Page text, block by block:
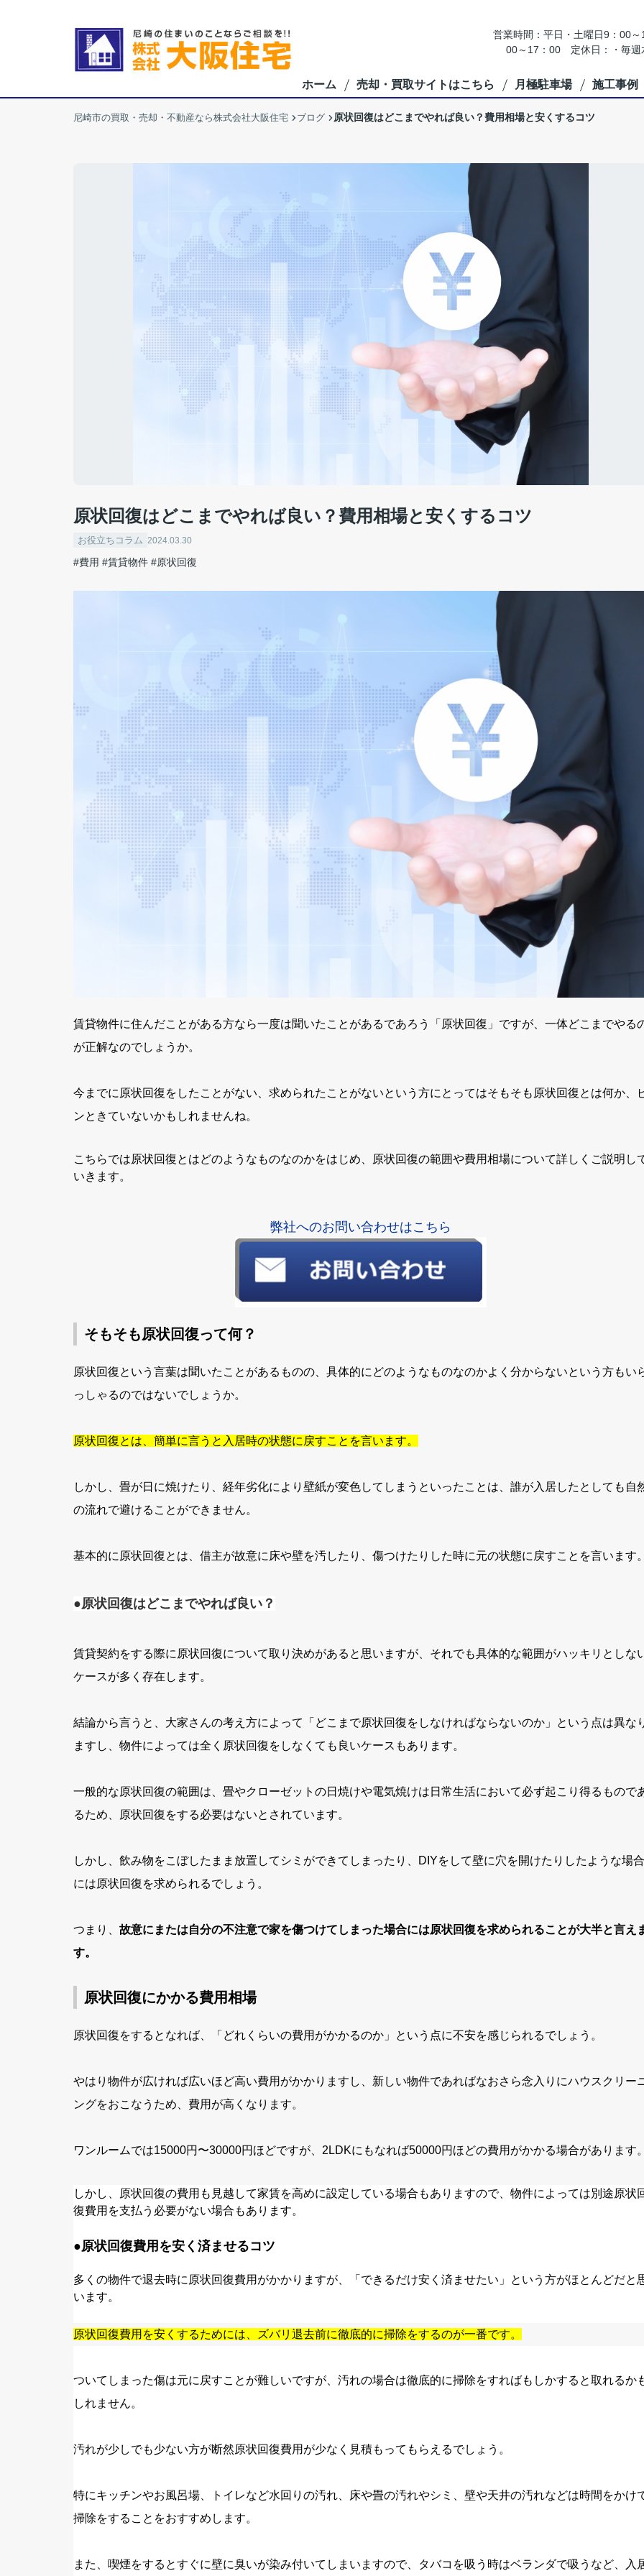
営業時間：平日・土曜日9：00
00～17：00 定休日：・毎週
ホーム 売却・買取サイトはこちら 月極駐車場 施工事例
尼崎市の買取・売却・不動産なら株式会社大阪住宅 ブログ 原状回復はどこまでやれば良い？費用相場と安くするコツ
原状回復はどこまでやれば良い？費用相場と安くするコツ
お役立ちコラム 2024.03.30
#費用 #賃貸物件 #原状回復
賃貸物件に住んだことがある方なら一度は聞いたことがあるであろう「原状回復」ですが、一体どこまでやる
が正解なのでしょうか。
今までに原状回復をしたことがない、求められたことがないという方にとってはそもそも原状回復とは何か、
ンときていないかもしれませんね。
こちらでは原状回復とはどのようなものなのかをはじめ、原状回復の範囲や費用相場について詳しくご説明し
いきます。
弊社へのお問い合わせはこちら
そもそも原状回復って何？
原状回復という言葉は聞いたことがあるものの、具体的にどのようなものなのかよく分からないという方もい
っしゃるのではないでしょうか。
原状回復とは、簡単に言うと入居時の状態に戻すことを言います。
しかし、畳が日に焼けたり、経年劣化により壁紙が変色してしまうといったことは、誰が入居したとしても自
の流れで避けることができません。
基本的に原状回復とは、借主が故意に床や壁を汚したり、傷つけたりした時に元の状態に戻すことを言います。
●原状回復はどこまでやれば良い？
賃貸契約をする際に原状回復について取り決めがあると思いますが、それでも具体的な範囲がハッキリとしな
ケースが多く存在します。
結論から言うと、大家さんの考え方によって「どこまで原状回復をしなければならないのか」という点は異な
ますし、物件によっては全く原状回復をしなくても良いケースもあります。
一般的な原状回復の範囲は、畳やクローゼットの日焼けや電気焼けは日常生活において必ず起こり得るもので
るため、原状回復をする必要はないとされています。
しかし、飲み物をこぼしたまま放置してシミができてしまったり、 DIYをして壁に穴を開けたりしたような場合
には原状回復を求められるでしょう。
つまり、 故意にまたは自分の不注意で家を傷つけてしまった場合には原状回復を求められることが大半と言え
す。
原状回復にかかる費用相場
原状回復をするとなれば、「どれくらいの費用がかかるのか」という点に不安を感じられるでしょう。
やはり物件が広ければ広いほど高い費用がかかりますし、新しい物件であればなおさら念入りにハウスクリー
ングをおこなうため、費用が高くなります。
ワンルームでは15000円〜30000円ほどですが、 2LDKにもなれば50000円ほどの費用がかかる場合があります。
しかし、原状回復の費用も見越して家賃を高めに設定している場合もありますので、物件によっては別途原状
復費用を支払う必要がない場合もあります。
●原状回復費用を安く済ませるコツ
多くの物件で退去時に原状回復費用がかかりますが、「できるだけ安く済ませたい」という方がほとんどだと
います。
原状回復費用を安くするためには、ズバリ退去前に徹底的に掃除をするのが一番です。
ついてしまった傷は元に戻すことが難しいですが、汚れの場合は徹底的に掃除をすればもしかすると取れるか
しれません。
汚れが少しでも少ない方が断然原状回復費用が少なく見積もってもらえるでしょう。
特にキッチンやお風呂場、トイレなど水回りの汚れ、床や畳の汚れやシミ、壁や天井の汚れなどは時間をかけ
掃除をすることをおすすめします。
また、喫煙をするとすぐに壁に臭いが染み付いてしまいますので、タバコを吸う時はベランダで吸うなど、入